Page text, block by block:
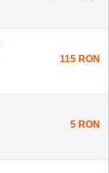
115 RON
5 RON